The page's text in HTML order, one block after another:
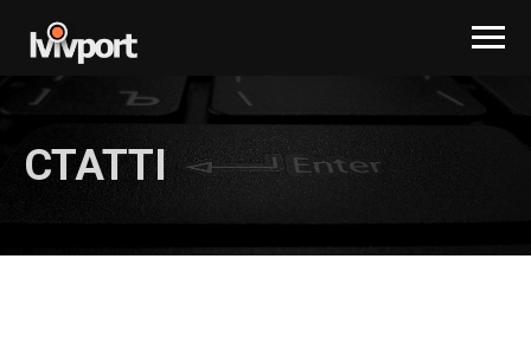
СТАТТІ